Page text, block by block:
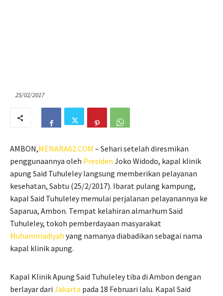
25/02/2017
AMBON,MENARA62.COM – Sehari setelah diresmikan
penggunaannya oleh Presiden Joko Widodo, kapal klinik
apung Said Tuhuleley langsung memberikan pelayanan
kesehatan, Sabtu (25/2/2017). Ibarat pulang kampung,
kapal Said Tuhuleley memulai perjalanan pelayanannya ke
Saparua, Ambon. Tempat kelahiran almarhum Said
Tuhuleley, tokoh pemberdayaan masyarakat
Muhammadiyah yang namanya diabadikan sebagai nama
kapal klinik apung.
Kapal Klinik Apung Said Tuhuleley tiba di Ambon dengan
berlayar dari Jakarta pada 18 Februari lalu. Kapal Said